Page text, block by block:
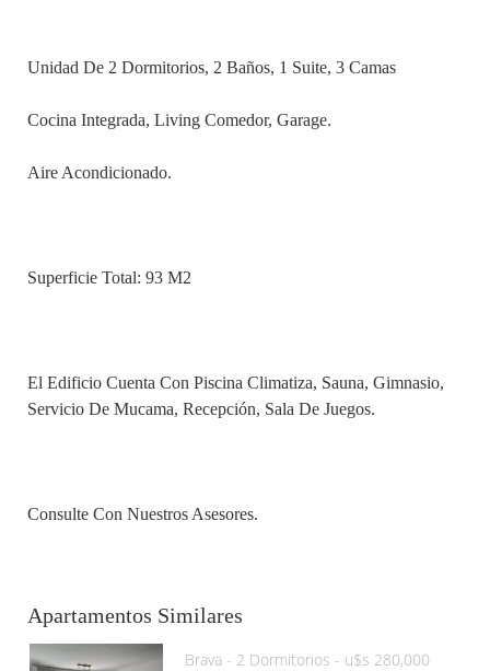
Unidad De 2 Dormitorios, 2 Baños, 1 Suite, 3 Camas
Cocina Integrada, Living Comedor, Garage.
Aire Acondicionado.
Superficie Total: 93 M2
El Edificio Cuenta Con Piscina Climatiza, Sauna, Gimnasio,
Servicio De Mucama, Recepción, Sala De Juegos.
Consulte Con Nuestros Asesores.
Apartamentos Similares
Brava - 2 Dormitorios - u$s 280,000